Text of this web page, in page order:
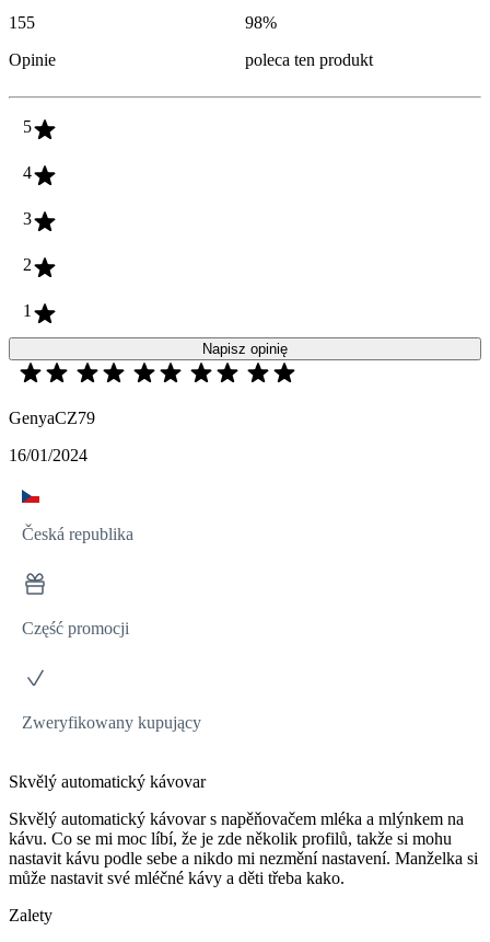
155
Opinie
98%
poleca ten produkt
5
4
3
2
1
Napisz opinię
GenyaCZ79
16/01/2024
Česká republika
Część promocji
Zweryfikowany kupujący
Skvělý automatický kávovar
Skvělý automatický kávovar s napěňovačem mléka a mlýnkem na
kávu. Co se mi moc líbí, že je zde několik profilů, takže si mohu
nastavit kávu podle sebe a nikdo mi nezmění nastavení. Manželka si
může nastavit své mléčné kávy a děti třeba kako.
Zalety